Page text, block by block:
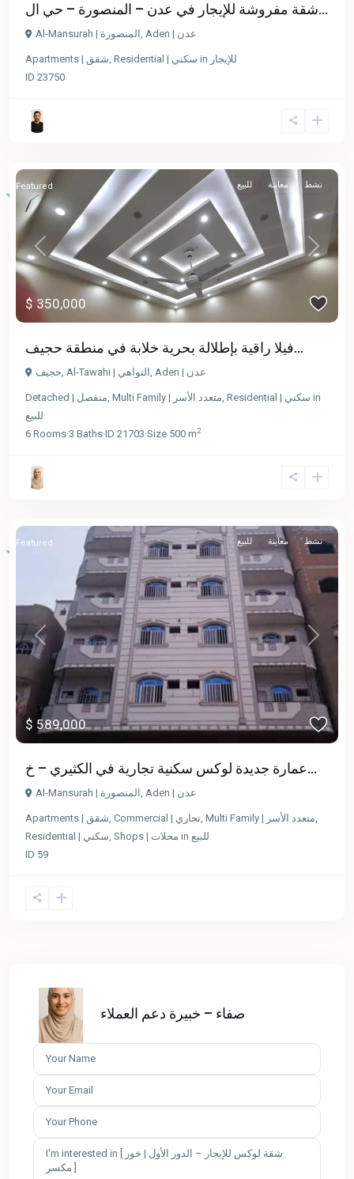
شقة مفروشة للإيجار في عدن – المنصورة – حي ال...
Al-Mansurah | المنصورة , Aden | عدن
Apartments | شقق, Residential | سكني in للإيجار
ID 23750
Previous Next
$ 350,000
للبيع معاينة نشط Featured
فيلا راقية بإطلالة بحرية خلابة في منطقة حجيف...
حجيف Al-Tawahi | التواهي Aden | عدن
Detached | منفصل Multi Family | متعدد الأسر Residential | سكني in
للبيع
6 Rooms·3 Baths·ID 21703·Size 500 m2
Previous Next
$ 589,000
للبيع معاينة نشط Featured
عمارة جديدة لوكس سكنية تجارية في الكثيري – خ...
Al-Mansurah | المنصورة , Aden | عدن
Apartments | شقق, Commercial | تجاري, Multi Family | متعدد الأسر,
Residential | سكني, Shops | محلات in للبيع
ID 59
صفاء – خبيرة دعم العملاء